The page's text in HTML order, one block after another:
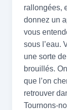
rallongées,
donnez un
vous
sous l’eau.
une sorte
brouillés.
que l’on
retrouver
Tournons-